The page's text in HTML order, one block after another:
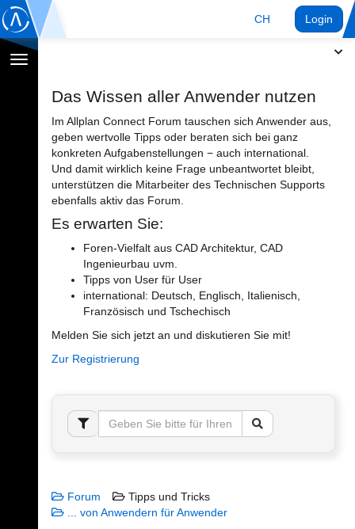
CH Login
Navigation
Das Wissen aller Anwender nutzen
Im Allplan Connect Forum tauschen sich Anwender aus,
geben wertvolle Tipps oder beraten sich bei ganz
konkreten Aufgabenstellungen − auch international.
Und damit wirklich keine Frage unbeantwortet bleibt,
unterstützen die Mitarbeiter des Technischen Supports
ebenfalls aktiv das Forum.
Es erwarten Sie:
Foren-Vielfalt aus CAD Architektur, CAD
Ingenieurbau uvm.
Tipps von User für User
international: Deutsch, Englisch, Italienisch,
Französisch und Tschechisch
Melden Sie sich jetzt an und diskutieren Sie mit!
Zur Registrierung
Forum
Tipps und Tricks
... von Anwendern für Anwender